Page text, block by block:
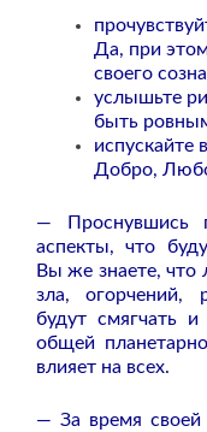
Да, при
своего
услышьте
быть
испускайте
Добро,
— Проснувшись
аспекты, что
Вы же знаете,
зла, огорчений,
будут смягчать
общей
влияет на всех.
— За время своей